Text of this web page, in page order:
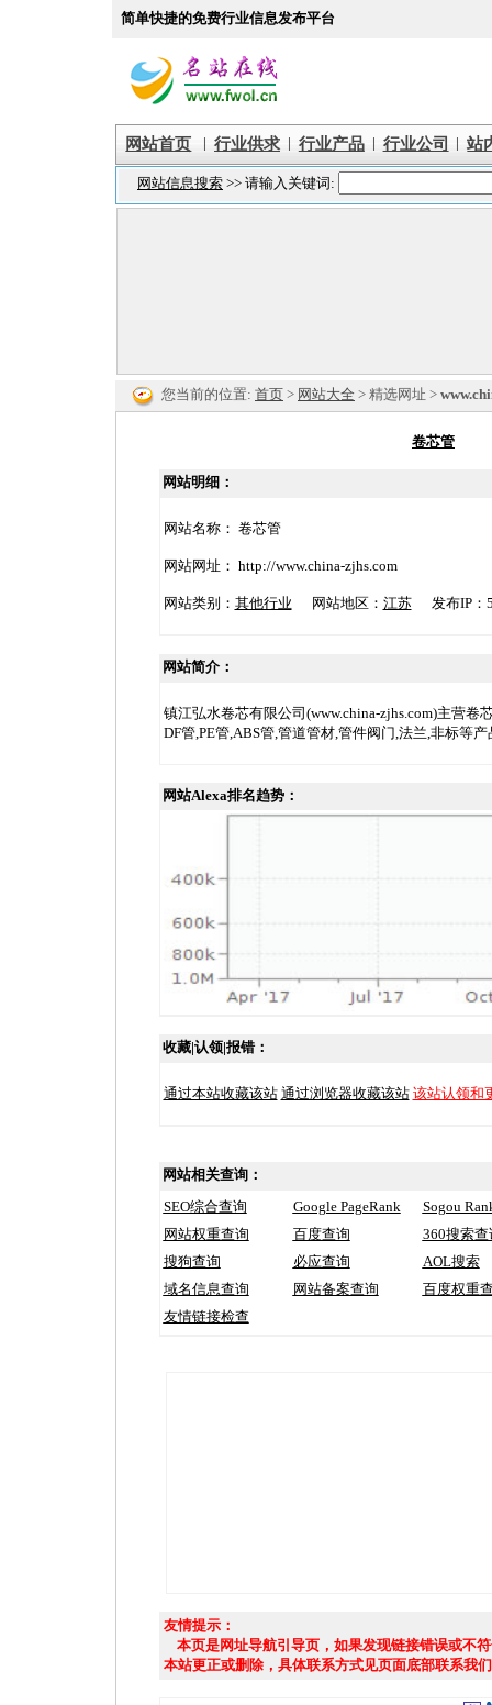
简单快捷的免费行业信息发布平台
网站首页 | 行业供求 | 行业产品 | 行业公司 | 站
您当前的位置: 首页 > 网站大全 > 精选网址 >
卷芯管
网站明细：
网站名称： 卷芯管
网站网址： http://www.china-zjhs.com
网站类别： 其他行业 网站地区： 江苏发布IP：
网站简介：
镇江弘水卷芯有限公司(www.china-zjhs.com)主营卷
DF管,PE管,ABS管,管道管材,管件阀门,法兰,非标等产
网站Alexa排名趋势：
收藏|认领|报错：
通过本站收藏该站 通过浏览器收藏该站 该站认领和
网站相关查询：
SEO综合查询
Google PageRank
Sogou
网站权重查询
百度查询
360搜索查
搜狗查询
必应查询
AOL搜索
域名信息查询
网站备案查询
百度权重
友情链接检查
友情提示：
本页是网址导航引导页，如果发现链接错误或不
本站更正或删除，具体联系方式见页面底部联系我